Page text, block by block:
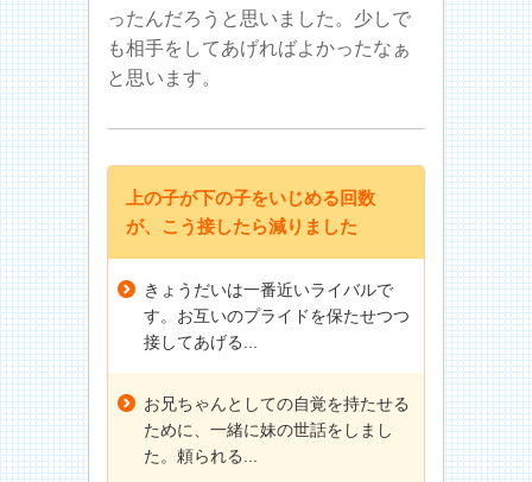
ったんだろうと思いました。少しで
も相手をしてあげればよかったなぁ
と思います。
上の子が下の子をいじめる回数
が、こう接したら減りました
きょうだいは一番近いライバルで
す。お互いのプライドを保たせつつ
接してあげる...
お兄ちゃんとしての自覚を持たせる
ために、一緒に妹の世話をしまし
た。頼られる...